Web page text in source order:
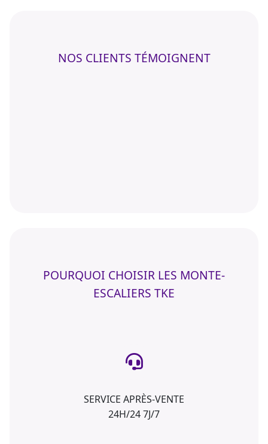
NOS CLIENTS TÉMOIGNENT
POURQUOI CHOISIR LES MONTE-
ESCALIERS TKE
SERVICE APRÈS-VENTE
24H/24 7J/7